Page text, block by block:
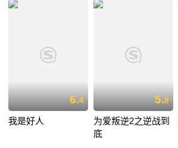
6.4
我是好人
5.8
为爱叛逆2之逆战到
底